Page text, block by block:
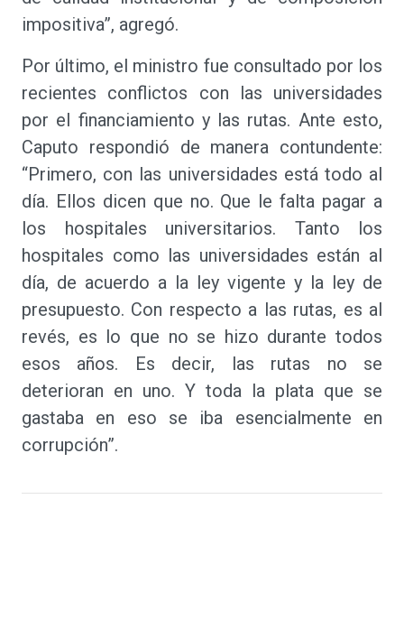
impositiva”, agregó.
Por último, el ministro fue consultado por los
recientes conflictos con las universidades
por el financiamiento y las rutas. Ante esto,
Caputo respondió de manera contundente:
“Primero, con las universidades está todo al
día. Ellos dicen que no. Que le falta pagar a
los hospitales universitarios. Tanto los
hospitales como las universidades están al
día, de acuerdo a la ley vigente y la ley de
presupuesto. Con respecto a las rutas, es al
revés, es lo que no se hizo durante todos
esos años. Es decir, las rutas no se
deterioran en uno. Y toda la plata que se
gastaba en eso se iba esencialmente en
corrupción”.